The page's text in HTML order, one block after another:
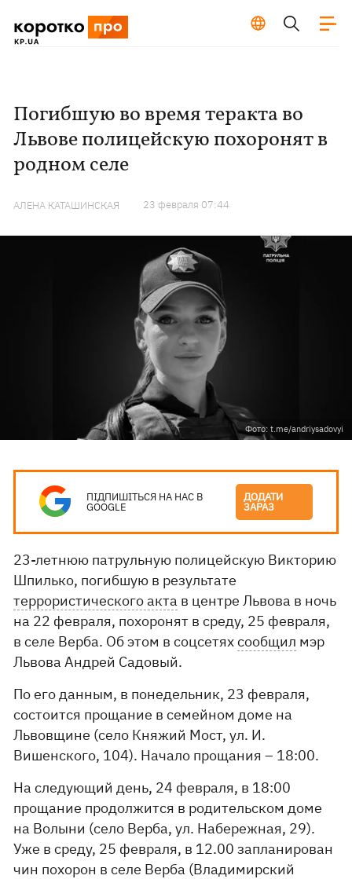
Погибшую во время теракта во
Львове полицейскую похоронят в
родном селе
АЛЕНА КАТАШИНСКАЯ 23 февраля 07:44
Фото: t.me/andriysadovyi
ПІДПИШІТЬСЯ НА НАС В
GOOGLE
ДОДАТИ
ЗАРАЗ
23-летнюю патрульную полицейскую Викторию
Шпилько, погибшую в результате
террористического акта в центре Львова в ночь
на 22 февраля, похоронят в среду, 25 февраля,
в селе Верба. Об этом в соцсетяхсообщил мэр
Львова Андрей Садовый.
По его данным, в понедельник, 23 февраля,
состоится прощание в семейном доме на
Львовщине (село Княжий Мост, ул. И.
Вишенского, 104). Начало прощания – 18:00.
На следующий день, 24 февраля, в 18:00
прощание продолжится в родительском доме
на Волыни (село Верба, ул. Набережная, 29).
Уже в среду, 25 февраля, в 12.00 запланирован
чин похорон в селе Верба (Владимирский